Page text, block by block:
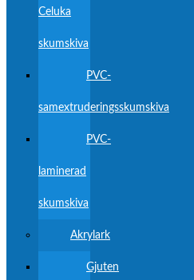
Celuka
skumskiva
PVC-
samextruderingsskumskiva
PVC-
laminerad
skumskiva
Akrylark
Gjuten